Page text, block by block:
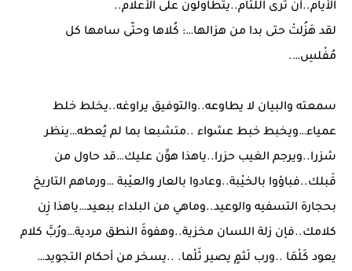
الأيام..أن ترى اللئام..يتطاولون على الأعلام..
لقد هَزُلتْ حتى بدا من هزالها…: كُلاها وحتّى سامها كل
مُفْلسِ….
سمعته والبيان لا يطاوعه..والتوفيق يراوغه..يخلط خلط
عمياء…ويخبط خبط عشواء ..متشبعا بما لم يُعطه…ينظر
شزرا..ويرجم الغيب حزرا..ياهذا هوِّن عليك…قد حاول من
قَبلك..فباؤوا بالخيْبة..وعادوا بالعار والعيْبة …ورماهم التاريخ
بحجارة التسفيه والوعيد..وماهي من البلداء ببعيد…ياهذا زِن
كلامك..فإن زلة اللسان مخزية..وهفوةَ النطق مردية…ورُبَّ كلام
يعود كَلْمَا ..ورب لَثمٍ يصير ثَلْما. ..يسخر من أحكام التجويد…